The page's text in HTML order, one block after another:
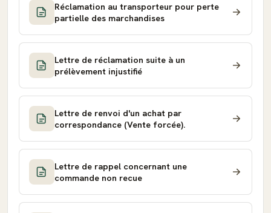
Réclamation au transporteur pour perte
partielle des marchandises
Lettre de réclamation suite à un
prélèvement injustifié
Lettre de renvoi d'un achat par
correspondance (Vente forcée).
Lettre de rappel concernant une
commande non recue